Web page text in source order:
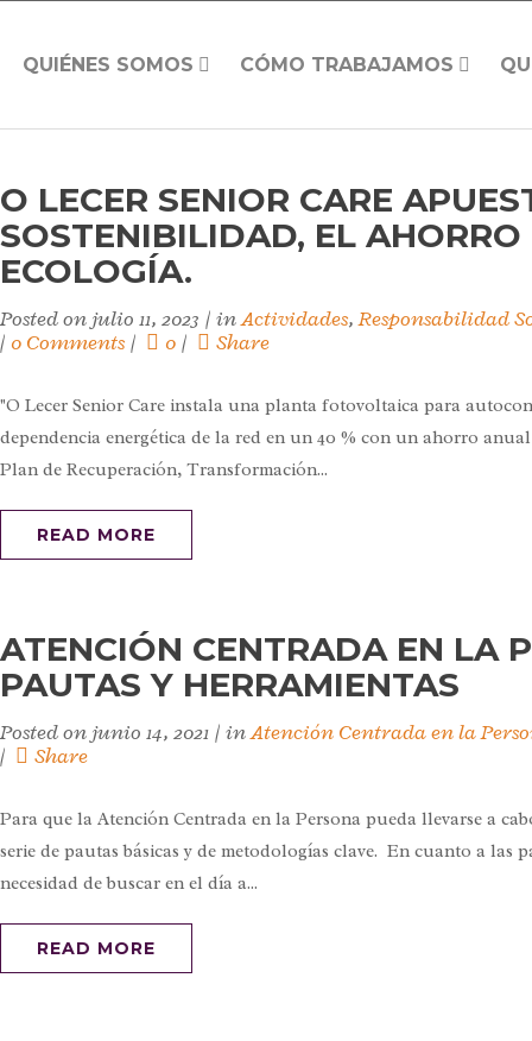
QUIÉNES SOMOS CÓMO TRABAJAMOS
O LECER SENIOR CARE
SOSTENIBILIDAD, EL AHORRO
ECOLOGÍA.
Posted on julio 11, 2023 inActividades,Responsabilidad
0 Comments
0 Share
"O Lecer Senior Care instala una planta fotovoltaica para
dependencia energética de la red en un 40 % con un ahorro
Plan de Recuperación, Transformación...
READ MORE
ATENCIÓN CENTRADA EN LA
PAUTAS Y HERRAMIENTAS
Posted on junio 14, 2021 inAtención Centrada en la
Share
Para que la Atención Centrada en la Persona pueda llevarse a
serie de pautas básicas y de metodologías clave. En cuanto a las
necesidad de buscar en el día a...
READ MORE